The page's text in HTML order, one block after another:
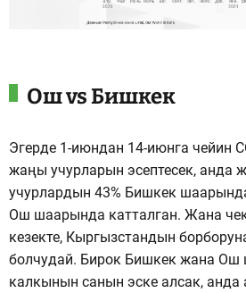
Ош vs Бишкек
Эгерде 1-июндан 14-июнга чейин
жаңы учурларын эсептесек, анда
учурлардын 43% Бишкек
Ош шаарында катталган. Жана
кезекте, Кыргызстандын
болчудай. Бирок Бишкек жана
калкынын санын эске алсак,